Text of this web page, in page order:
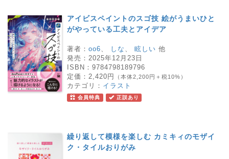
アイビスペイントのスゴ技 絵がうまいひと
がやっている工夫とアイデア
著者： oo6 しな 眩しい 他
発売： 2025年12月23日
ISBN： 9784798189796
定価： 2,420円 （本体2,200円＋税10%）
カテゴリ： イラスト
会員特典 正誤あり
繰り返して模様を楽しむ カミキィのモザイ
ク・タイルおりがみ